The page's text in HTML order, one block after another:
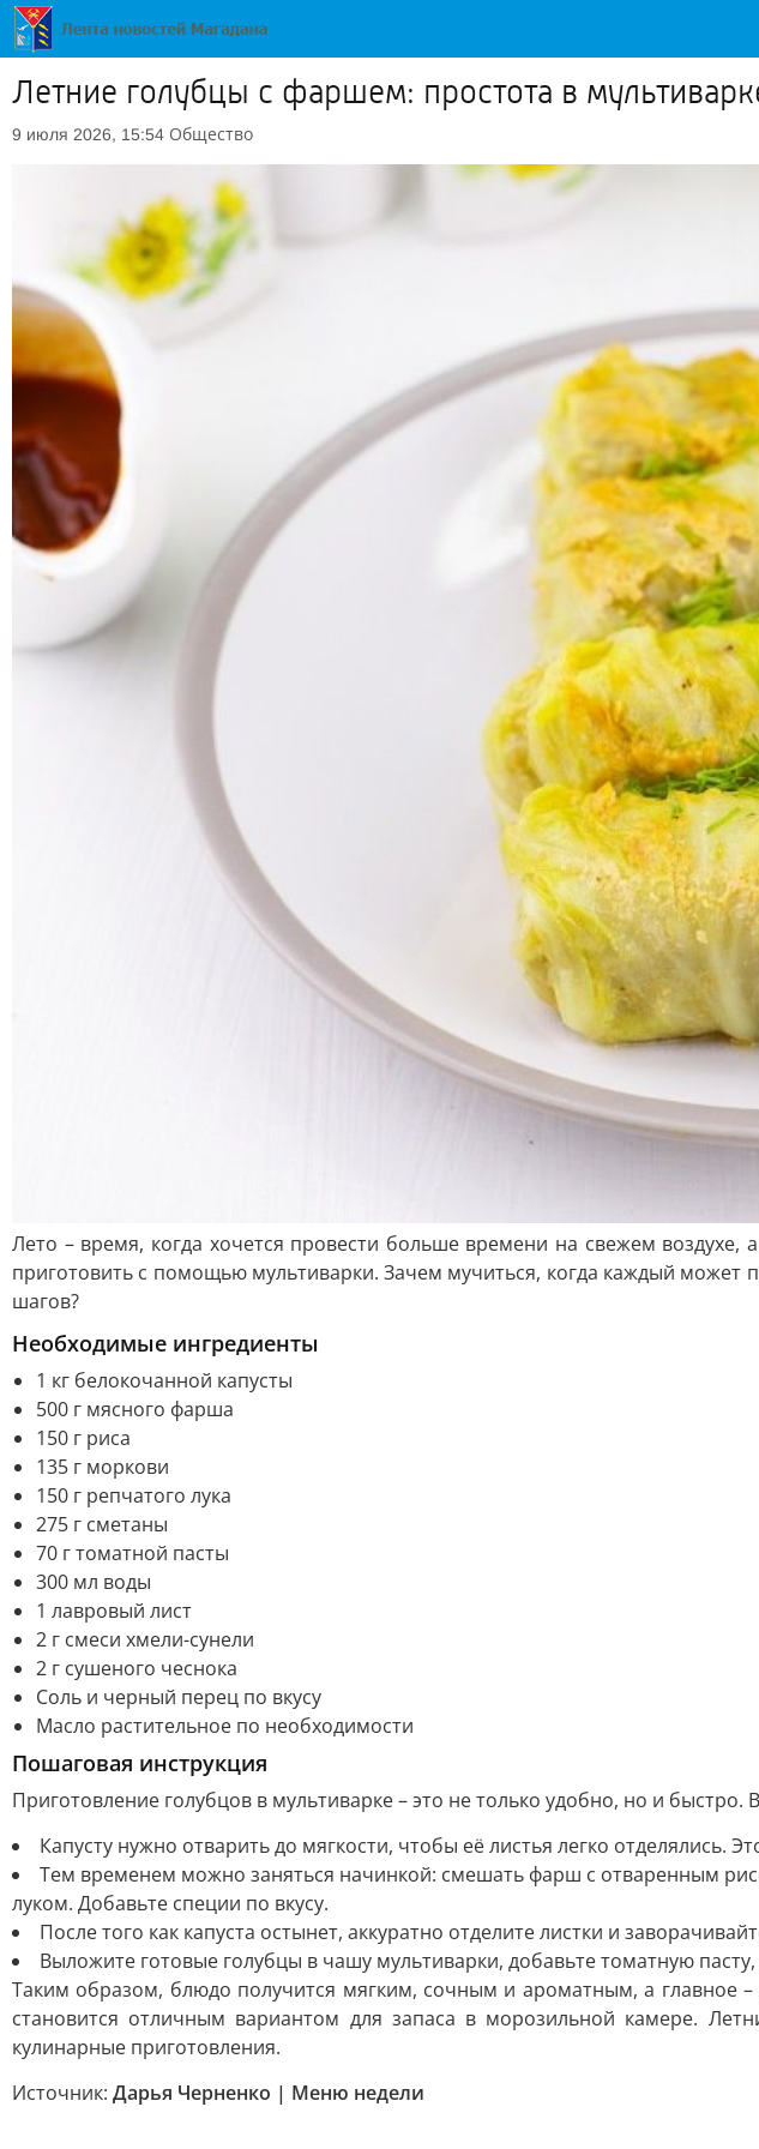
Летние голубцы с фаршем: простота в
9 июля 2026, 15:54 Общество
Лето – время, когда хочется провести больше времени на свежем
приготовить с помощью мультиварки. Зачем мучиться, когда каждый может
шагов?
Необходимые ингредиенты
1 кг белокочанной капусты
500 г мясного фарша
150 г риса
135 г моркови
150 г репчатого лука
275 г сметаны
70 г томатной пасты
300 мл воды
1 лавровый лист
2 г смеси хмели-сунели
2 г сушеного чеснока
Соль и черный перец по вкусу
Масло растительное по необходимости
Пошаговая инструкция
Приготовление голубцов в мультиварке – это не только удобно, но и быстро.
Капусту нужно отварить до мягкости, чтобы её листья легко отделялись.
Тем временем можно заняться начинкой: смешать фарш с отваренным
луком. Добавьте специи по вкусу.
После того как капуста остынет, аккуратно отделите листки и
Выложите готовые голубцы в чашу мультиварки, добавьте томатную
Таким образом, блюдо получится мягким, сочным и ароматным, а
становится отличным вариантом для запаса в морозильной камере.
кулинарные приготовления.
Источник: Дарья Черненко | Меню недели